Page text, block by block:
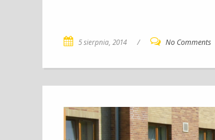
5 sierpnia, 2014 / No Comments